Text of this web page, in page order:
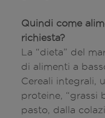
Quindi come
richiesta?
La “dieta” del
di alimenti a
Cereali integrali,
proteine, “grassi
pasto, dalla